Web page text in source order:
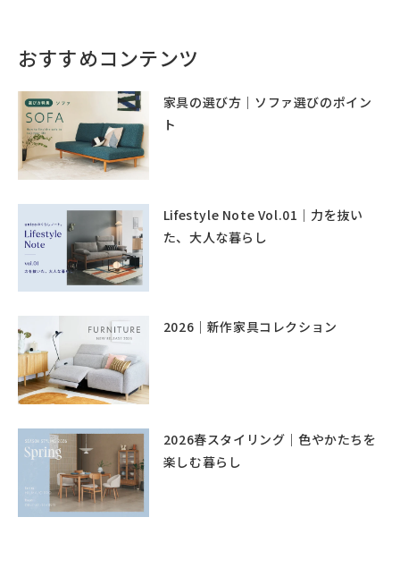
おすすめコンテンツ
家具の選び方｜ソファ選びのポイン
ト
Lifestyle Note Vol.01｜力を抜い
た、大人な暮らし
2026｜新作家具コレクション
2026春スタイリング｜色やかたちを
楽しむ暮らし